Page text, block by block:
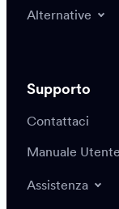
Alternative
Supporto
Contattaci
Manuale Utente
Assistenza